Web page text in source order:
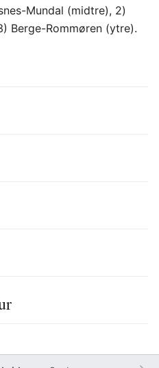
Mundal (midtre), 2)
Berge-Rommøren (ytre).